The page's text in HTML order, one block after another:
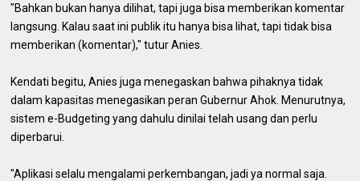
"Bahkan bukan hanya dilihat, tapi juga bisa memberikan komentar
langsung. Kalau saat ini publik itu hanya bisa lihat, tapi tidak bisa
memberikan (komentar)," tutur Anies.
Kendati begitu, Anies juga menegaskan bahwa pihaknya tidak
dalam kapasitas menegasikan peran Gubernur Ahok. Menurutnya,
sistem e-Budgeting yang dahulu dinilai telah usang dan perlu
diperbarui.
"Aplikasi selalu mengalami perkembangan, jadi ya normal saja.